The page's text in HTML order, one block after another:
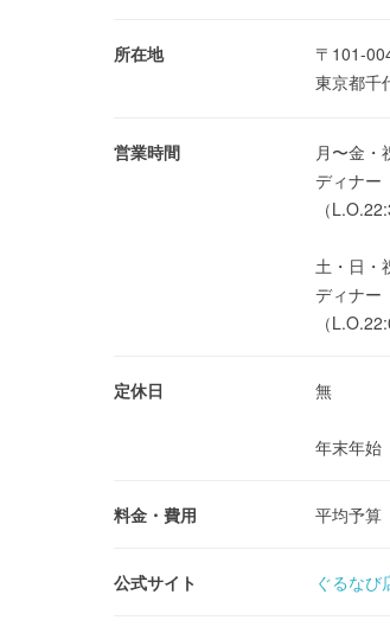
所在地
〒101-
東京都千
営業時間
月〜金・
ディナ
（
土・日・
ディナ
（
定休日 無
年末年始
料金・費用 平均予
公式サイト ぐるなび